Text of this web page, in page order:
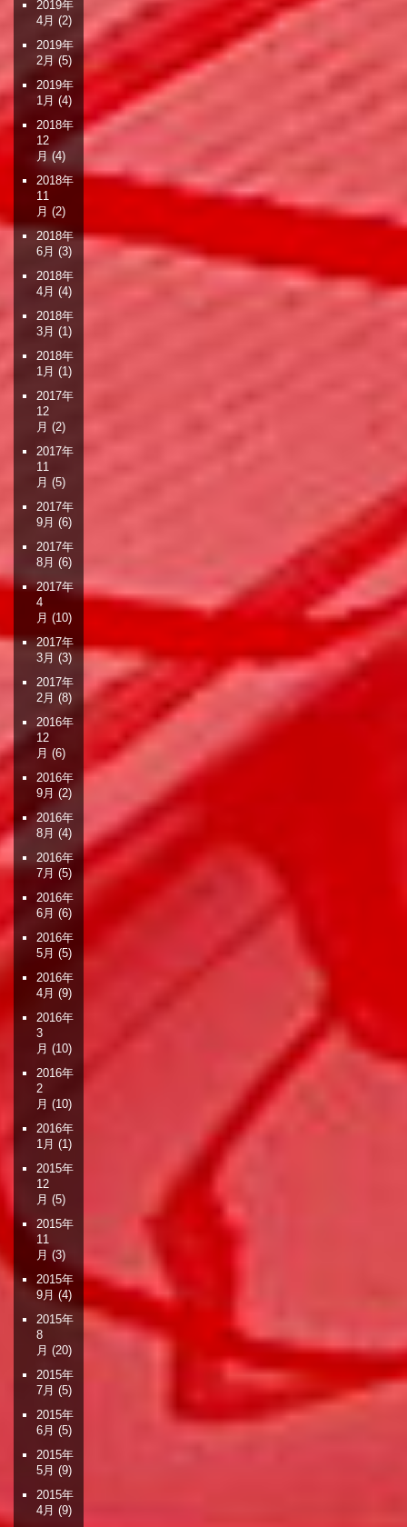
2019年
4月 (2)
2019年
2月 (5)
2019年
1月 (4)
2018年
12
月 (4)
2018年
11
月 (2)
2018年
6月 (3)
2018年
4月 (4)
2018年
3月 (1)
2018年
1月 (1)
2017年
12
月 (2)
2017年
11
月 (5)
2017年
9月 (6)
2017年
8月 (6)
2017年
4
月 (10)
2017年
3月 (3)
2017年
2月 (8)
2016年
12
月 (6)
2016年
9月 (2)
2016年
8月 (4)
2016年
7月 (5)
2016年
6月 (6)
2016年
5月 (5)
2016年
4月 (9)
2016年
3
月 (10)
2016年
2
月 (10)
2016年
1月 (1)
2015年
12
月 (5)
2015年
11
月 (3)
2015年
9月 (4)
2015年
8
月 (20)
2015年
7月 (5)
2015年
6月 (5)
2015年
5月 (9)
2015年
4月 (9)